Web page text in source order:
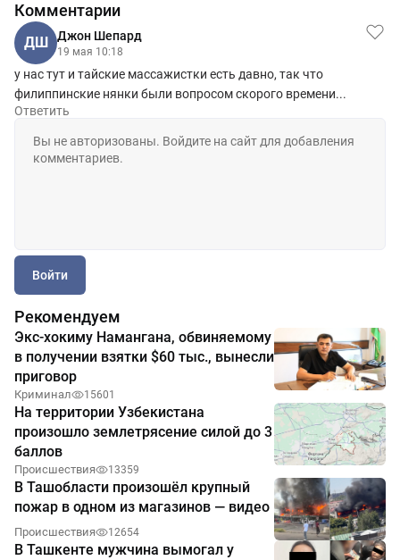
Комментарии
ДШ Джон Шепард
19 мая 10:18
у нас тут и тайские массажистки есть давно, так что
филиппинские нянки были вопросом скорого времени...
Ответить
Войти
Рекомендуем
Экс-хокиму Намангана, обвиняемому
в получении взятки $60 тыс., вынесли
приговор
Криминал 15601
На территории Узбекистана
произошло землетрясение силой до 3
баллов
Происшествия 13359
В Ташобласти произошёл крупный
пожар в одном из магазинов — видео
Происшествия 12654
В Ташкенте мужчина вымогал у